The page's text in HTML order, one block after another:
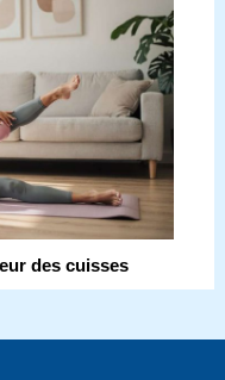
des cuisses